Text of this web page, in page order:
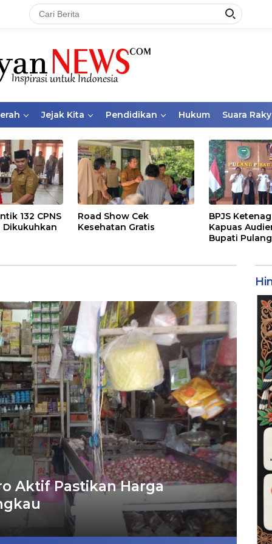
Jejak Kita Pendidikan Hukum Suara
132 CPNS
Dikukuhkan
Road Show Cek
Kesehatan Gratis
BPJS
Kapuas
Bupati
Aktif Pastikan Harga